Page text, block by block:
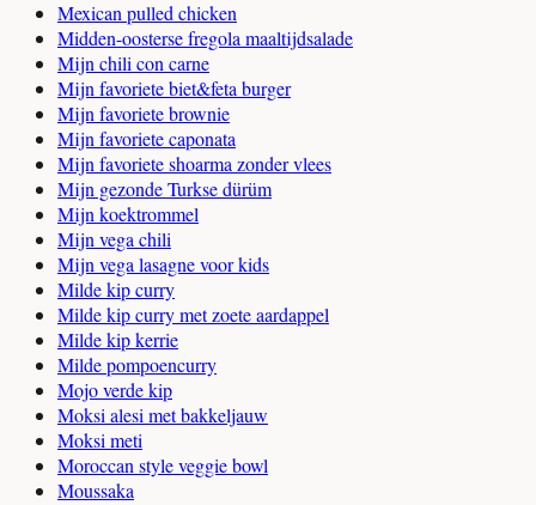
Mexican pulled chicken
Midden-oosterse fregola maaltijdsalade
Mijn chili con carne
Mijn favoriete biet&feta burger
Mijn favoriete brownie
Mijn favoriete caponata
Mijn favoriete shoarma zonder vlees
Mijn gezonde Turkse dürüm
Mijn koektrommel
Mijn vega chili
Mijn vega lasagne voor kids
Milde kip curry
Milde kip curry met zoete aardappel
Milde kip kerrie
Milde pompoencurry
Mojo verde kip
Moksi alesi met bakkeljauw
Moksi meti
Moroccan style veggie bowl
Moussaka